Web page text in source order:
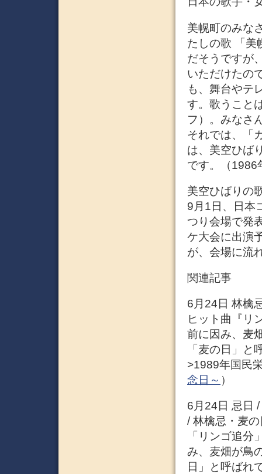
美幌町のみな
たしの歌 「美
だそうですが
いただけたの
も、舞台やテ
す。歌うこと
フ）。みなさ
それでは、「
は、美空ひば
です。（1986
美空ひばりの
9月1日、日本
つり会場で発
ケ大会に出演
が、会場に流
関連記事
6月24日 林檎
ヒット曲『リ
前に因み、麦
「麦の日」
>1989年国民
念日～ ）
6月24日 忌日
/ 林檎忌・麦
「リンゴ追
み、麦畑が鳥
日」と呼ばれ